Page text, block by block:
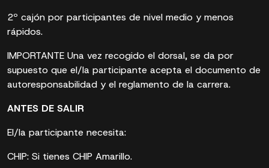
2º cajón por participantes de nivel medio y menos
rápidos.
IMPORTANTE Una vez recogido el dorsal, se da por
supuesto que el/la participante acepta el documento de
autoresponsabilidad y el reglamento de la carrera.
ANTES DE SALIR
El/la participante necesita:
CHIP: Si tienes CHIP Amarillo.